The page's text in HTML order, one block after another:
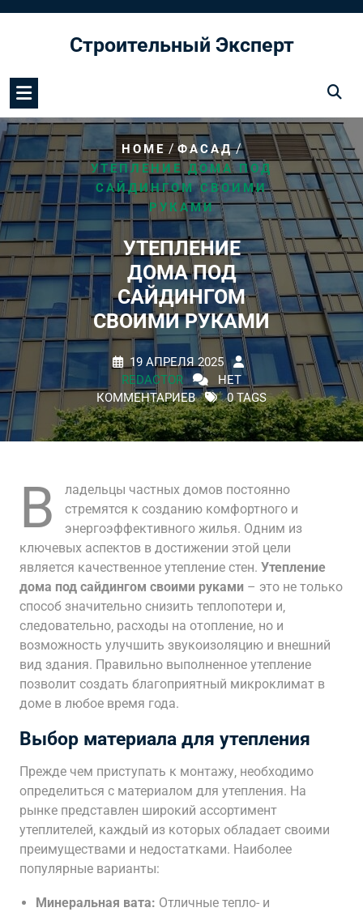
содержимомуСтроительный Эксперт
HOME/ФАСАД/
УТЕПЛЕНИЕ ДОМА ПОД
САЙДИНГОМ СВОИМИ
РУКАМИ
УТЕПЛЕНИЕ
ДОМА ПОД
САЙДИНГОМ
СВОИМИ РУКАМИ
19 АПРЕЛЯ 2025
REDACTOR
НЕТ
КОММЕНТАРИЕВ
0 TAGS
В
ладельцы частных домов постоянно
стремятся к созданию комфортного и
энергоэффективного жилья. Одним из
ключевых аспектов в достижении этой цели
является качественное утепление стен. Утепление
дома под сайдингом своими руками – это не только
способ значительно снизить теплопотери и‚
следовательно‚ расходы на отопление‚ но и
возможность улучшить звукоизоляцию и внешний
вид здания. Правильно выполненное утепление
позволит создать благоприятный микроклимат в
доме в любое время года.
Выбор материала для утепления
Прежде чем приступать к монтажу‚ необходимо
определиться с материалом для утепления. На
рынке представлен широкий ассортимент
утеплителей‚ каждый из которых обладает своими
преимуществами и недостатками. Наиболее
популярные варианты:
Минеральная вата: Отличные тепло- и